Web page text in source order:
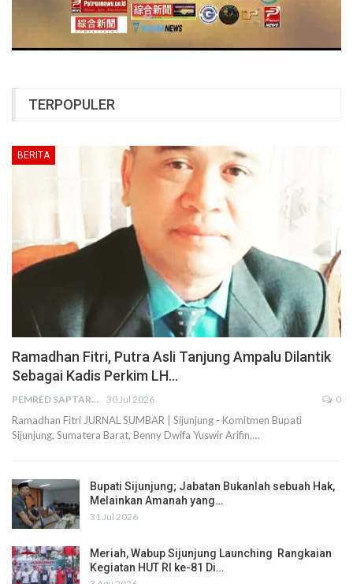
TERPOPULER
BERITA
Ramadhan Fitri, Putra Asli Tanjung Ampalu Dilantik
Sebagai Kadis Perkim LH…
PEMRED SAPTARIUS 30 Jul 2026 0
Ramadhan Fitri JURNAL SUMBAR | Sijunjung - Komitmen Bupati
Sijunjung, Sumatera Barat, Benny Dwifa Yuswir Arifin,…
Bupati Sijunjung; Jabatan Bukanlah sebuah Hak,
Melainkan Amanah yang…
31 Jul 2026
Meriah, Wabup Sijunjung Launching Rangkaian
Kegiatan HUT RI ke-81 Di…